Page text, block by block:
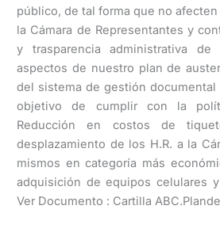
público, de tal forma que no
la Cámara de Representantes y
y trasparencia administrativa
aspectos de nuestro plan de
del sistema de gestión documental
objetivo de cumplir con la
Reducción en costos de
desplazamiento de los H.R. a la
mismos en categoría más
adquisición de equipos celulares
Ver Documento : Cartilla